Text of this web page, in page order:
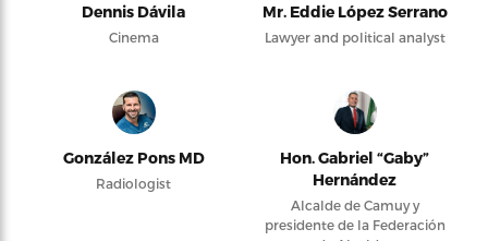
Dennis Dávila
Cinema
Mr. Eddie López Serrano
Lawyer and political analyst
González Pons MD
Radiologist
Hon. Gabriel “Gaby”
Hernández
Alcalde de Camuy y
presidente de la Federación